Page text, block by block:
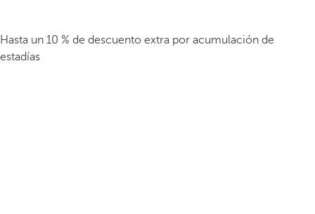
Hasta un 10 % de descuento extra por acumulación de
estadías